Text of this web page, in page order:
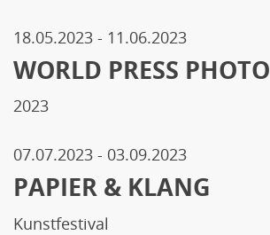
18.05.2023 - 11.06.2023
WORLD PRESS PHOTO
2023
07.07.2023 - 03.09.2023
PAPIER & KLANG
Kunstfestival